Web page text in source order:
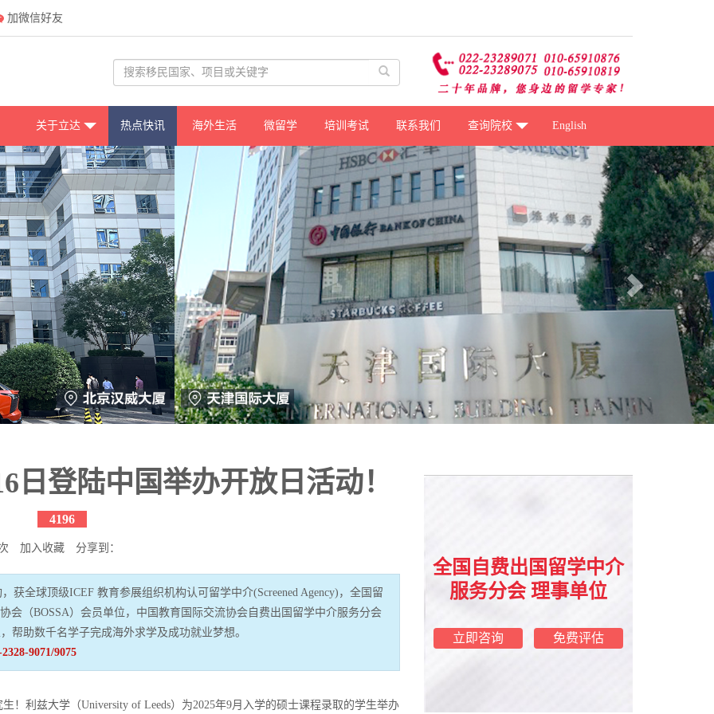
加微信好友
关于立达 热点快讯 海外生活 微留学 培训考试 联系我们 查询院校 English
Next
日登陆中国举办开放日活动！
4196
加入收藏 分享到：
获全球顶级ICEF 教育参展组织机构认可留学中介(Screened Agency)，全国留
会（BOSSA）会员单位，中国教育国际交流协会自费出国留学中介服务分会
帮助数千名学子完成海外求学及成功就业梦想。
2328-9071/9075
！利兹大学（University of Leeds）为2025年9月入学的硕士课程录取的学生举办
全国自费出国留学中介
服务分会 理事单位
立即咨询 免费评估